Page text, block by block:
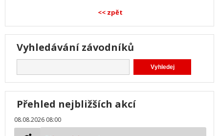
<< zpět
Vyhledávání závodníků
Přehled nejbližších akcí
08.08.2026 08:00